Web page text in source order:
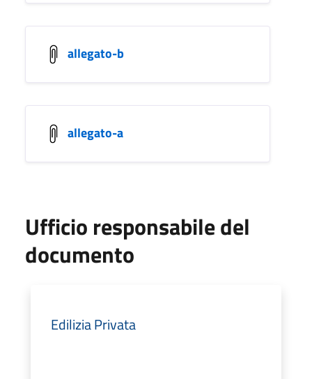
allegato-b
allegato-a
Ufficio responsabile del
documento
Edilizia Privata